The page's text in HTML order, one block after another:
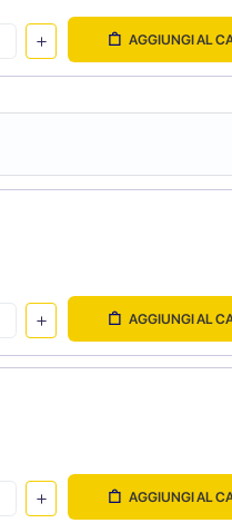
AGGIUNGI AL
AGGIUNGI AL
AGGIUNGI AL